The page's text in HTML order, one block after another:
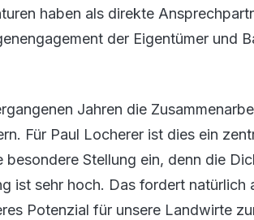
haben als direkte
der Eigentümer und
Jahren die
Für Paul Locherer ist dies ein
besondere Stellung ein, denn die
ist sehr hoch. Das fordert natürlich
Potenzial für unsere Landwirte